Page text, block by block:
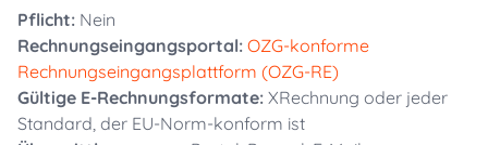
Pflicht: Nein
Rechnungseingangsportal: OZG-konforme
Rechnungseingangsplattform (OZG-RE)
Gültige E-Rechnungsformate: XRechnung oder jeder
Standard, der EU-Norm-konform ist